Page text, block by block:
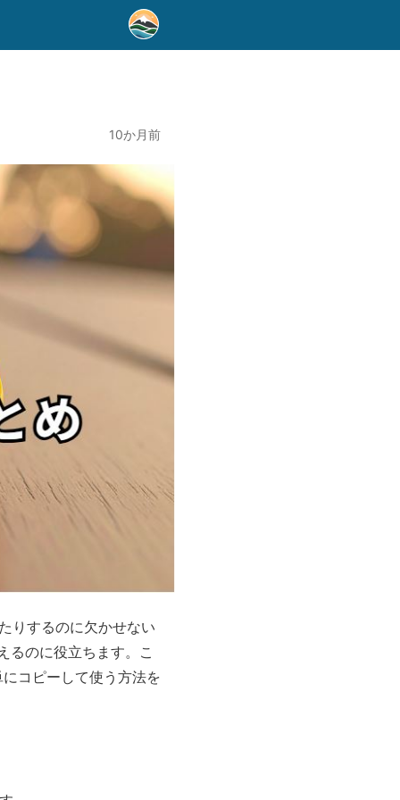
10か月前
りするのに欠かせない
るのに役立ちます。こ
コピーして使う方法を